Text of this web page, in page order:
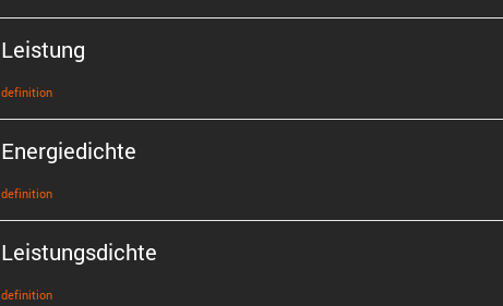
Leistung
defini­tion
Energie­dichte
defini­tion
Leistungs­dichte
defini­tion